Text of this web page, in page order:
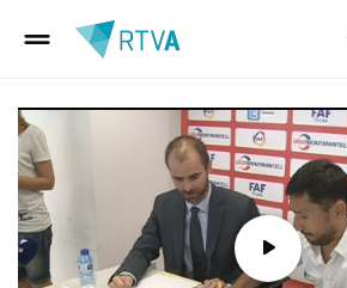
drag_handle